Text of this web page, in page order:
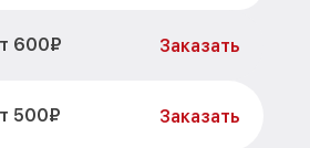
600₽ Заказать
500₽ Заказать